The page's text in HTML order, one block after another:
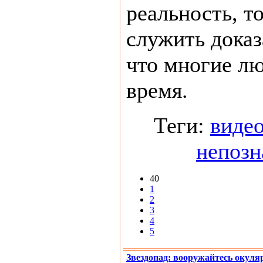
реальность,
служить
что многие
время.
Теги:
40
1
2
3
4
5
Звездопад: вооружайтесь